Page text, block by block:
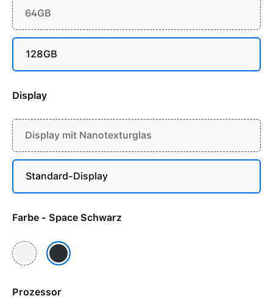
64GB
128GB
Display
Display mit Nanotexturglas
Standard-Display
Farbe - Space Schwarz
Silber Space Schwarz
Prozessor